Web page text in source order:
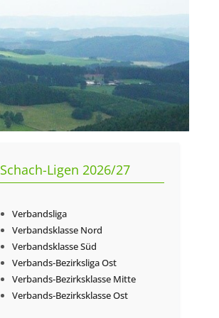
Schach-Ligen 2026/27
Verbandsliga
Verbandsklasse Nord
Verbandsklasse Süd
Verbands-Bezirksliga Ost
Verbands-Bezirksklasse Mitte
Verbands-Bezirksklasse Ost